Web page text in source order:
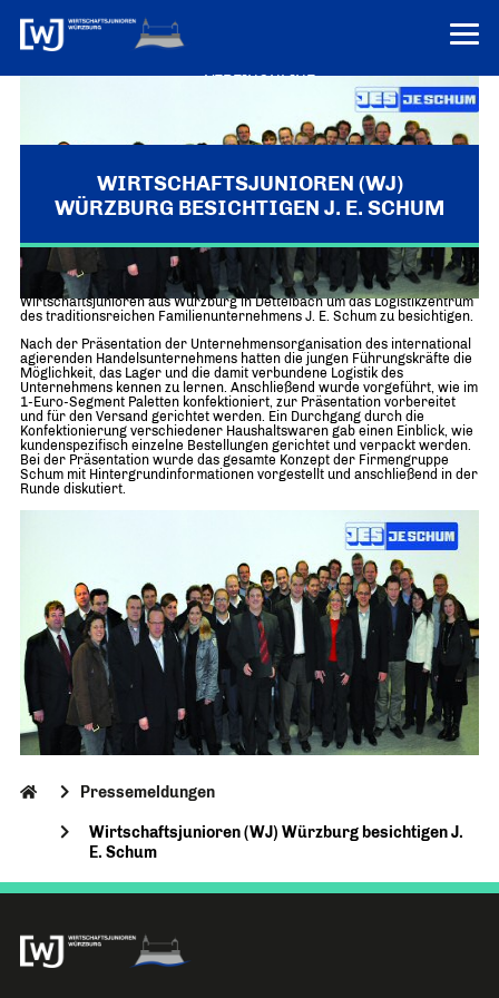
VEREINONLINE
AKTUELLES
ÜBER UNS
Über uns
WER WIR SIND & DER VORSITZ
Über uns
Forum „Junge Wirtschaft“ – Mitgliedermagazin
Mitglieder
UNSER NETZWERK
Mitglieder
Senatoren
TERMINE
PRESSEMELDUNGEN
PROJEKTE
INFORMATIONEN
Ziele
Imagefilm
Merchandising-Klamotten
WIRTSCHAFTSJUNIOREN (WJ)
WÜRZBURG BESICHTIGEN J. E. SCHUM
Dettelbach / Würzburg – Am 10. Februar trafen sich 45
Wirtschaftsjunioren aus Würzburg in Dettelbach um das Logistikzentrum
des traditionsreichen Familienunternehmens J. E. Schum zu besichtigen.
Nach der Präsentation der Unternehmensorganisation des international
agierenden Handelsunternehmens hatten die jungen Führungskräfte die
Möglichkeit, das Lager und die damit verbundene Logistik des
Unternehmens kennen zu lernen. Anschließend wurde vorgeführt, wie im
1-Euro-Segment Paletten konfektioniert, zur Präsentation vorbereitet
und für den Versand gerichtet werden. Ein Durchgang durch die
Konfektionierung verschiedener Haushaltswaren gab einen Einblick, wie
kundenspezifisch einzelne Bestellungen gerichtet und verpackt werden.
Bei der Präsentation wurde das gesamte Konzept der Firmengruppe
Schum mit Hintergrundinformationen vorgestellt und anschließend in der
Runde diskutiert.
Pressemeldungen
Wirtschaftsjunioren (WJ) Würzburg besichtigen J.
E. Schum